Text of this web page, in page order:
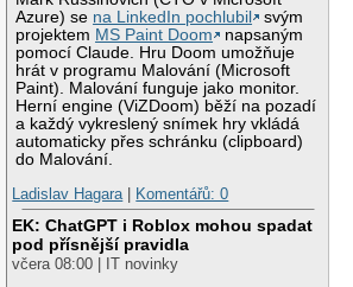
Azure) se na LinkedIn pochlubil
svým
projektem MS Paint Doom
napsaným
pomocí Claude. Hru Doom umožňuje
hrát v programu Malování (Microsoft
Paint). Malování funguje jako monitor.
Herní engine (ViZDoom) běží na pozadí
a každý vykreslený snímek hry vkládá
automaticky přes schránku (clipboard)
do Malování.
Ladislav Hagara| Komentářů: 0
EK: ChatGPT i Roblox mohou spadat
pod přísnější pravidla
včera 08:00 | IT novinky